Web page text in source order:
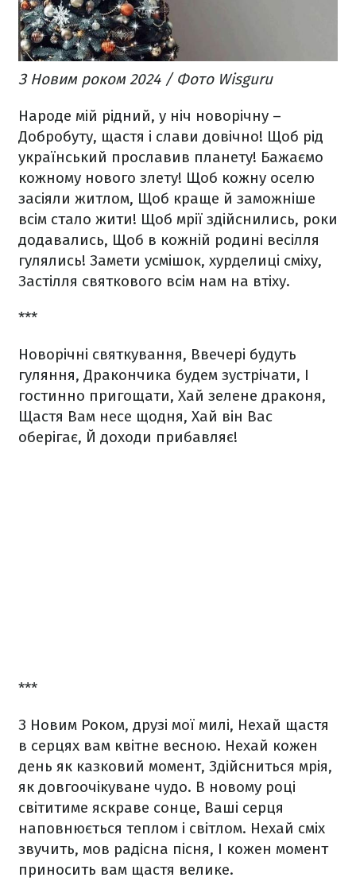
З Новим роком 2024 / Фото Wisguru
Народе мій рідний, у ніч новорічну –
Добробуту, щастя і слави довічно! Щоб рід
український прославив планету! Бажаємо
кожному нового злету! Щоб кожну оселю
засіяли житлом, Щоб краще й заможніше
всім стало жити! Щоб мрії здійснились, роки
додавались, Щоб в кожній родині весілля
гулялись! Замети усмішок, хурделиці сміху,
Застілля святкового всім нам на втіху.
***
Новорічні святкування, Ввечері будуть
гуляння, Дракончика будем зустрічати, І
гостинно пригощати, Хай зелене драконя,
Щастя Вам несе щодня, Хай він Вас
оберігає, Й доходи прибавляє!
***
З Новим Роком, друзі мої милі, Нехай щастя
в серцях вам квітне весною. Нехай кожен
день як казковий момент, Здійсниться мрія,
як довгоочікуване чудо. В новому році
світитиме яскраве сонце, Ваші серця
наповнюється теплом і світлом. Нехай сміх
звучить, мов радісна пісня, І кожен момент
приносить вам щастя велике.